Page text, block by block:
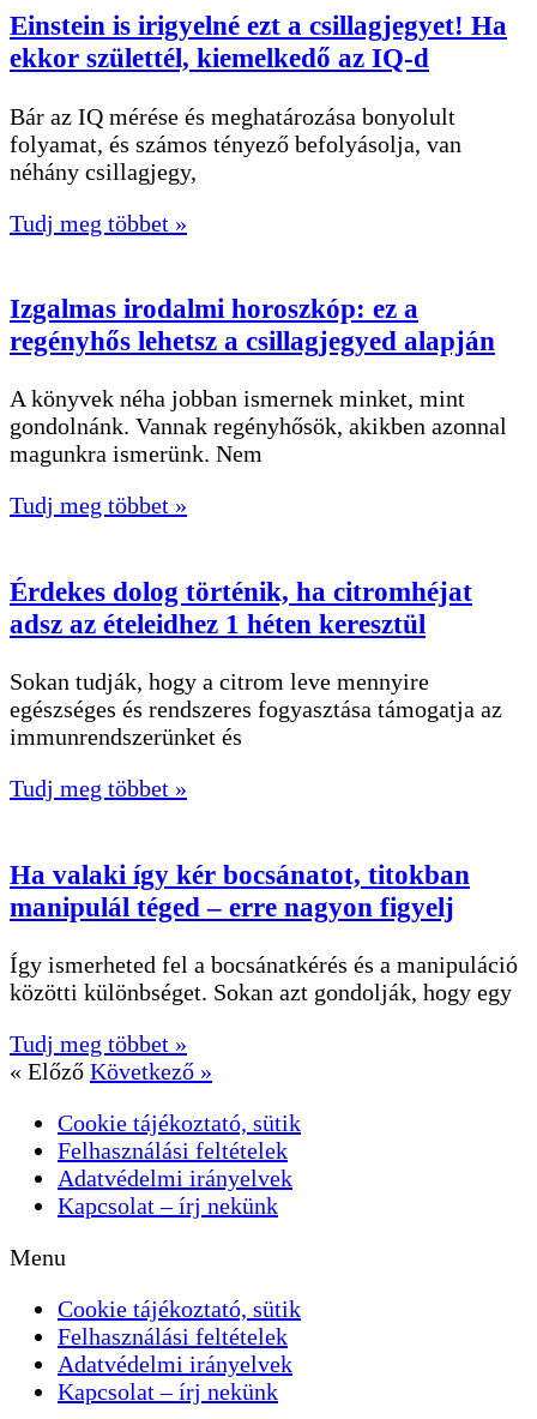
Einstein is irigyelné ezt a csillagjegyet! Ha
ekkor születtél, kiemelkedő az IQ-d
Bár az IQ mérése és meghatározása bonyolult
folyamat, és számos tényező befolyásolja, van
néhány csillagjegy,
Tudj meg többet »
Izgalmas irodalmi horoszkóp: ez a
regényhős lehetsz a csillagjegyed alapján
A könyvek néha jobban ismernek minket, mint
gondolnánk. Vannak regényhősök, akikben azonnal
magunkra ismerünk. Nem
Tudj meg többet »
Érdekes dolog történik, ha citromhéjat
adsz az ételeidhez 1 héten keresztül
Sokan tudják, hogy a citrom leve mennyire
egészséges és rendszeres fogyasztása támogatja az
immunrendszerünket és
Tudj meg többet »
Ha valaki így kér bocsánatot, titokban
manipulál téged – erre nagyon figyelj
Így ismerheted fel a bocsánatkérés és a manipuláció
közötti különbséget. Sokan azt gondolják, hogy egy
Tudj meg többet »
« Előző Következő »
Cookie tájékoztató, sütik
Felhasználási feltételek
Adatvédelmi irányelvek
Kapcsolat – írj nekünk
Menu
Cookie tájékoztató, sütik
Felhasználási feltételek
Adatvédelmi irányelvek
Kapcsolat – írj nekünk